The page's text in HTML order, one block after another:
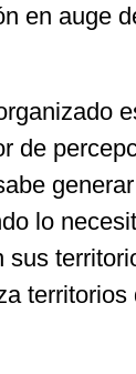
en auge
de
lo
sus
territorios